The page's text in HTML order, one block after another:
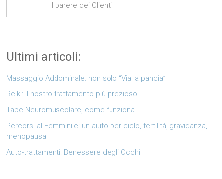
Il parere dei Clienti
Ultimi articoli:
Massaggio Addominale: non solo “Via la pancia”
Reiki: il nostro trattamento più prezioso
Tape Neuromuscolare, come funziona
Percorsi al Femminile: un aiuto per ciclo, fertilità, gravidanza,
menopausa
Auto-trattamenti: Benessere degli Occhi